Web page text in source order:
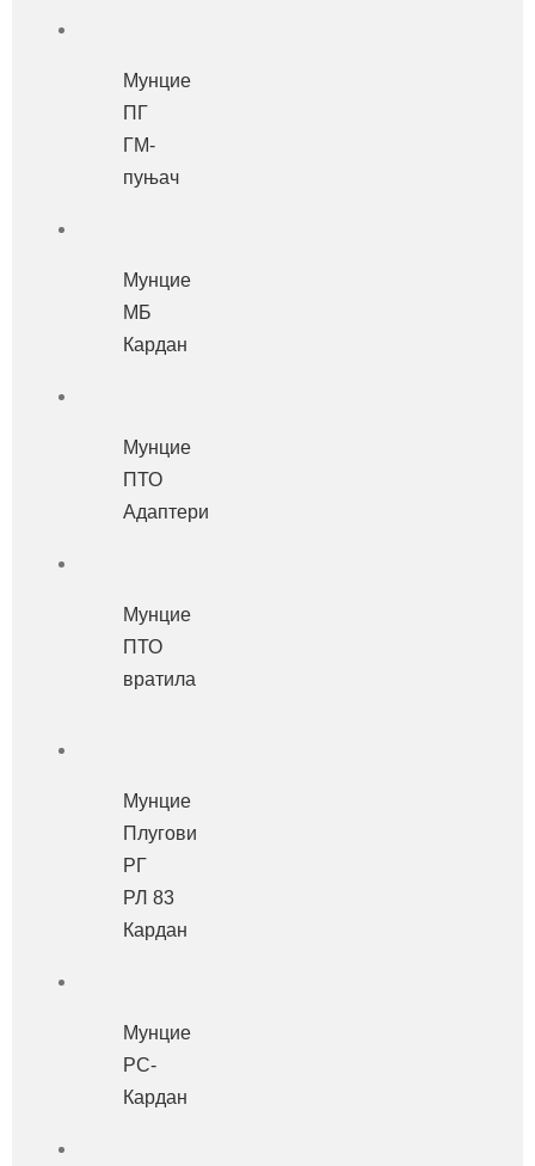
Мунцие
ПГ
ГМ-
пуњач
Мунцие
МБ
Кардан
Мунцие
ПТО
Адаптери
Мунцие
ПТО
вратила
Мунцие
Плугови
РГ
РЛ 83
Кардан
Мунцие
РС-
Кардан